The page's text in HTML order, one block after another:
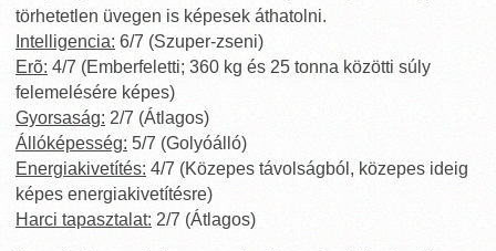
törhetetlen üvegen is képesek áthatolni.
Intelligencia: 6/7 (Szuper-zseni)
Erõ: 4/7 (Emberfeletti; 360 kg és 25 tonna közötti súly
felemelésére képes)
Gyorsaság: 2/7 (Átlagos)
Állóképesség: 5/7 (Golyóálló)
Energiakivetítés: 4/7 (Közepes távolságból, közepes ideig
képes energiakivetítésre)
Harci tapasztalat: 2/7 (Átlagos)